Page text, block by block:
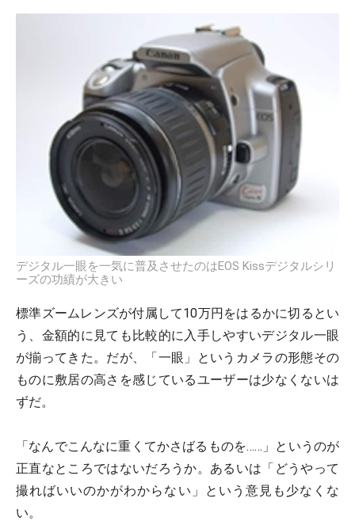
デジタル一眼を一気に普及させたのはEOS Kissデジタルシリ
ーズの功績が大きい
標準ズームレンズが付属して10万円をはるかに切るとい
う、金額的に見ても比較的に入手しやすいデジタル一眼
が揃ってきた。だが、「一眼」というカメラの形態その
ものに敷居の高さを感じているユーザーは少なくないは
ずだ。
「なんでこんなに重くてかさばるものを……」というのが
正直なところではないだろうか。あるいは「どうやって
撮ればいいのかがわからない」という意見も少なくな
い。